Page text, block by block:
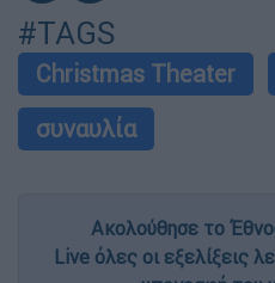
#TAGS
Christmas Theater
συναυλία
Ακολούθησε το
Live όλες οι εξελίξεις